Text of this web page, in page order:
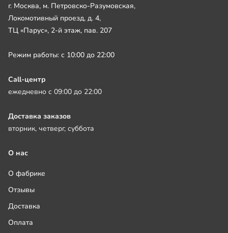
г. Москва, м. Петровско-Разумовская,
Локомотивный проезд, д. 4,
ТЦ «Парус», 2-й этаж, пав. 207
Режим работы: с 10:00 до 22:00
Call-центр
ежедневно с 09:00 до 22:00
Доставка заказов
вторник, четверг, суббота
О нас
О фабрике
Отзывы
Доставка
Оплата